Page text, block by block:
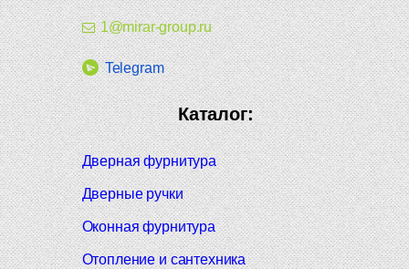
1@mirar-group.ru
Telegram
Каталог:
Дверная фурнитура
Дверные ручки
Оконная фурнитура
Отопление и сантехника